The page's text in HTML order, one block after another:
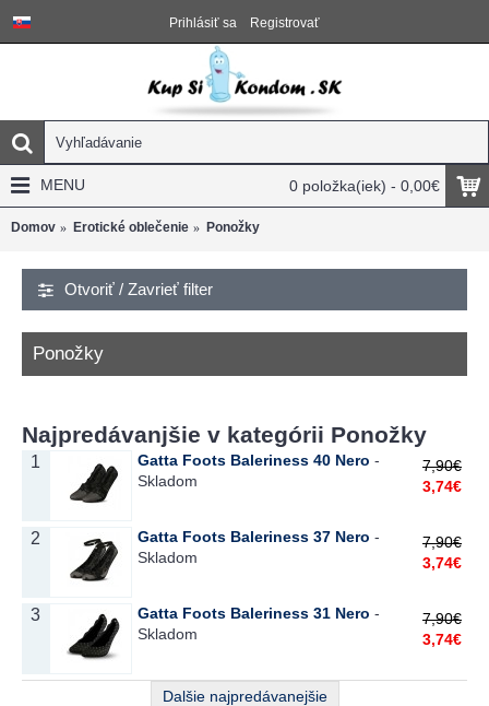
Prihlásiť sa Registrovať
0 položka(iek) - 0,00€
MENU
Domov Erotické oblečenie Ponožky
Otvoriť / Zavrieť filter
Ponožky
Najpredávanjšie v kategórii Ponožky
1 Gatta Foots Baleriness 40 Nero -
Skladom
7,90€
3,74€
2 Gatta Foots Baleriness 37 Nero -
Skladom
7,90€
3,74€
3 Gatta Foots Baleriness 31 Nero -
Skladom
7,90€
3,74€
Dalšie najpredávanejšie